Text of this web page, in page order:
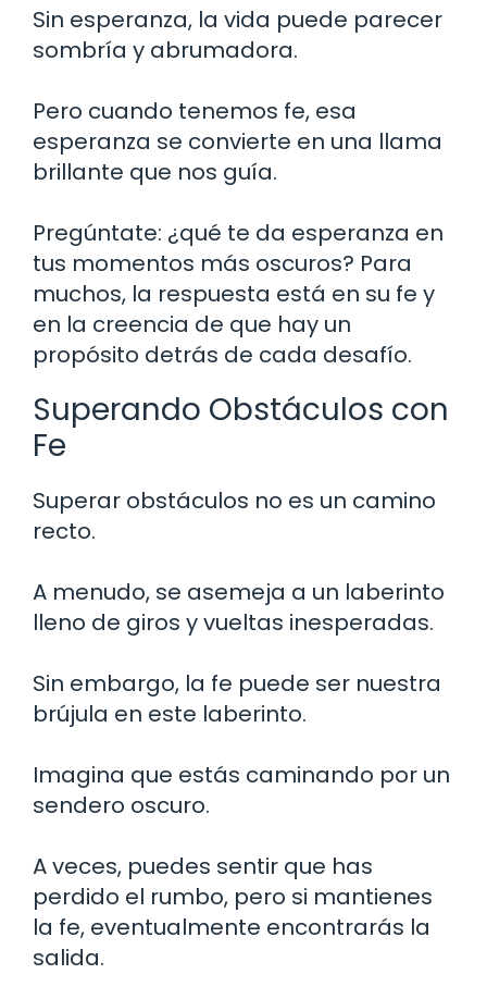
Sin esperanza, la vida puede parecer
sombría y abrumadora.
Pero cuando tenemos fe, esa
esperanza se convierte en una llama
brillante que nos guía.
Pregúntate: ¿qué te da esperanza en
tus momentos más oscuros? Para
muchos, la respuesta está en su fe y
en la creencia de que hay un
propósito detrás de cada desafío.
Superando Obstáculos con
Fe
Superar obstáculos no es un camino
recto.
A menudo, se asemeja a un laberinto
lleno de giros y vueltas inesperadas.
Sin embargo, la fe puede ser nuestra
brújula en este laberinto.
Imagina que estás caminando por un
sendero oscuro.
A veces, puedes sentir que has
perdido el rumbo, pero si mantienes
la fe, eventualmente encontrarás la
salida.